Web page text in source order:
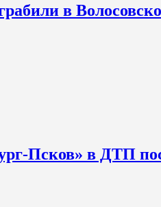
в
Псков» в ДТП